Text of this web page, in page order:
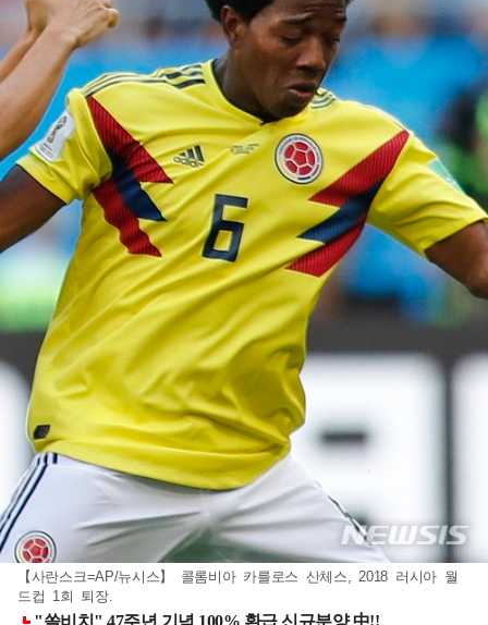
【사란스크=AP/뉴시스】 콜롬비아 카를로스 산체스, 2018 러시아 월
드컵 1회 퇴장.